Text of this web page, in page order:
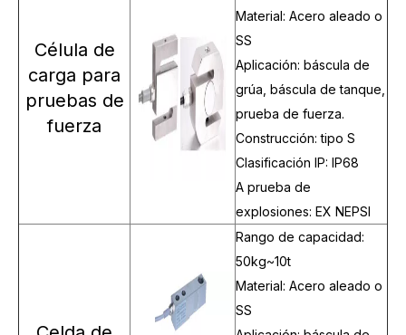
Célula de
carga para
pruebas de
fuerza
Material: Acero aleado o
SS
Aplicación: báscula de
grúa, báscula de tanque,
prueba de fuerza.
Construcción: tipo S
Clasificación IP: IP68
A prueba de
explosiones: EX NEPSI
Rango de capacidad:
50kg~10t
Material: Acero aleado o
SS